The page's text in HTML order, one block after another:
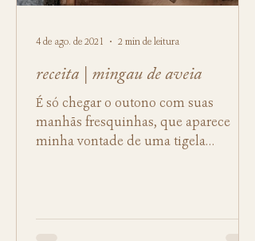
receita | mingau de aveia
É só chegar o outono com suas
manhãs fresquinhas, que aparece
minha vontade de uma tigela
4 de ago. de 2021 2 min de leitura